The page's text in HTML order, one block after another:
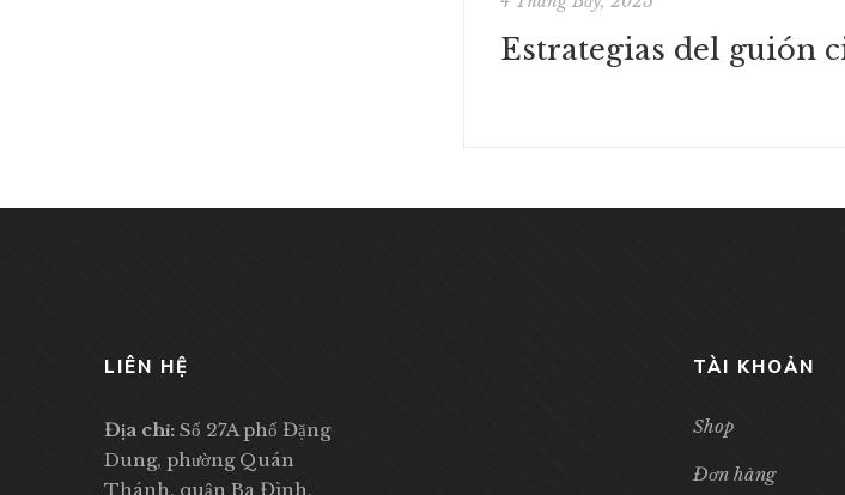
LIÊN HỆ
Địa chỉ: Số 27A phố Đặng
Dung, phường Quán
Thánh, quận Ba Đình,
TÀI KHOẢN
Shop
Đơn hàng